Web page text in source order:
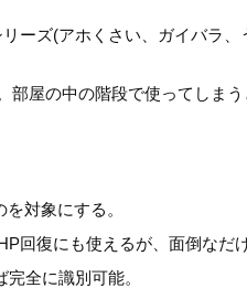
ーズ(アホくさい、ガイバラ、
屋の中の階段で使ってしま
対象にする。
回復にも使えるが、面倒なだ
全に識別可能。